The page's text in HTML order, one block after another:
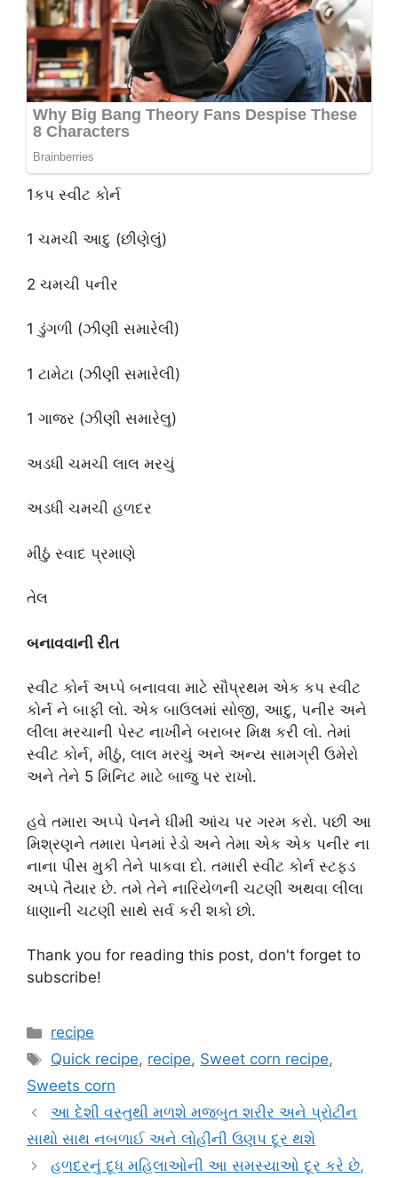
1કપ સ્વીટ કોર્ન
1 ચમચી આદુ (છીણેલું)
2 ચમચી પનીર
1 ડુંગળી (ઝીણી સમારેલી)
1 ટામેટા (ઝીણી સમારેલી)
1 ગાજર (ઝીણી સમારેલુ)
અડધી ચમચી લાલ મરચું
અડધી ચમચી હળદર
મીઠું સ્વાદ પ્રમાણે
તેલ
બનાવવાની રીત
સ્વીટ કોર્ન અપ્પે બનાવવા માટે સૌપ્રથમ એક કપ સ્વીટ
કોર્ન ને બાફી લો. એક બાઉલમાં સોજી, આદુ, પનીર અને
લીલા મરચાની પેસ્ટ નાખીને બરાબર મિક્ષ કરી લો. તેમાં
સ્વીટ કોર્ન, મીઠું, લાલ મરચું અને અન્ય સામગ્રી ઉમેરો
અને તેને 5 મિનિટ માટે બાજુ પર રાખો.
હવે તમારા અપ્પે પેનને ધીમી આંચ પર ગરમ કરો. પછી આ
મિશ્રણને તમારા પેનમાં રેડો અને તેમા એક એક પનીર ના
નાના પીસ મુકી તેને પાકવા દો. તમારી સ્વીટ કોર્ન સ્ટફ્ડ
અપ્પે તૈયાર છે. તમે તેને નારિયેળની ચટણી અથવા લીલા
ધાણાની ચટણી સાથે સર્વ કરી શકો છો.
Thank you for reading this post, don't forget to
subscribe!
Categories
recipe
Tags
Quick recipe, recipe, Sweet corn recipe,
Sweets corn
આ દેશી વસ્તુથી મળશે મજબુત શરીર અને પ્રોટીન
સાથો સાથ નબળાઈ અને લોહીની ઉણપ દૂર થશે
હળદરનું દૂધ મહિલાઓની આ સમસ્યાઓ દૂર કરે છે,